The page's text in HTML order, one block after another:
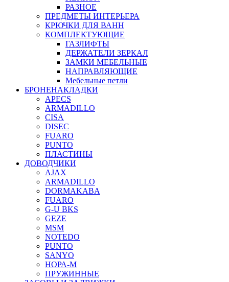
РАЗНОЕ
ПРЕДМЕТЫ ИНТЕРЬЕРА
КРЮЧКИ ДЛЯ ВАНН
КОМПЛЕКТУЮЩИЕ
ГАЗЛИФТЫ
ДЕРЖАТЕЛИ ЗЕРКАЛ
ЗАМКИ МЕБЕЛЬНЫЕ
НАПРАВЛЯЮЩИЕ
Мебельные петли
БРОНЕНАКЛАДКИ
APECS
ARMADILLO
CISA
DISEC
FUARO
PUNTO
ПЛАСТИНЫ
ДОВОДЧИКИ
AJAX
ARMADILLO
DORMAKABA
FUARO
G-U BKS
GEZE
MSM
NOTEDO
PUNTO
SANYO
НОРА-М
ПРУЖИННЫЕ